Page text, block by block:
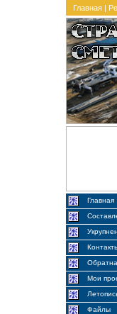
Главная |
Главная
Мои
Файлы